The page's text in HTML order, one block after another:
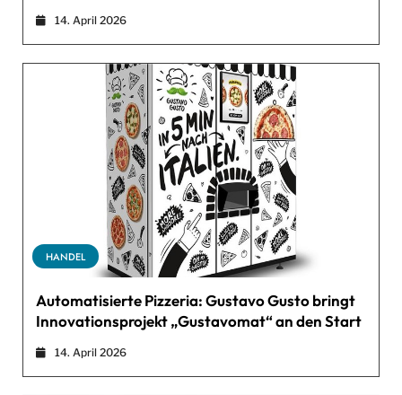
14. April 2026
HANDEL
Automatisierte Pizzeria: Gustavo Gusto bringt
Innovationsprojekt „Gustavomat“ an den Start
14. April 2026